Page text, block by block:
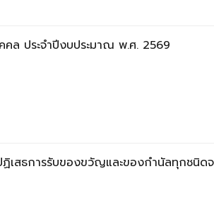
ล ประจำปีงบประมาณ พ.ศ. 2569
เสธการรับของขวัญและของกำนัลทุกชนิ